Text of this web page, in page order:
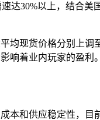
达30%以上，结合
均现货价格分别上调
响着业内玩家的盈利。
本和供应稳定性，目